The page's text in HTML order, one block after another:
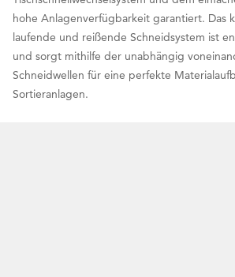
hohe Anlagenverfügbarkeit garantiert. Das
laufende und reißende Schneidsystem ist
und sorgt mithilfe der unabhängig
Schneidwellen für eine perfekte
Sortieranlagen.